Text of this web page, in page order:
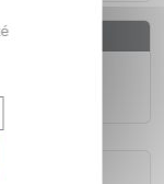
24h*